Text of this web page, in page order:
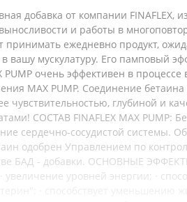
добавка от компании
и работы в
ежедневно продукт,
вашу мускулатуру. Его памповый
PUMP очень эффективен в
MAX PUMP. Соединение
чувствительностью, глубиной и
СОСТАВ FINAFLEX MAX PUMP:
сердечно-сосудистой системы.
одобрен Управлением по
БАД - добавки. ОСНОВНЫЕ
уровней энергии; ·